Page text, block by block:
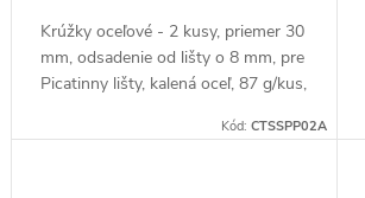
Krúžky oceľové - 2 kusy, priemer 30
mm, odsadenie od lišty o 8 mm, pre
Picatinny lišty, kalená oceľ, 87 g/kus,
Kód:CTSSPP02A